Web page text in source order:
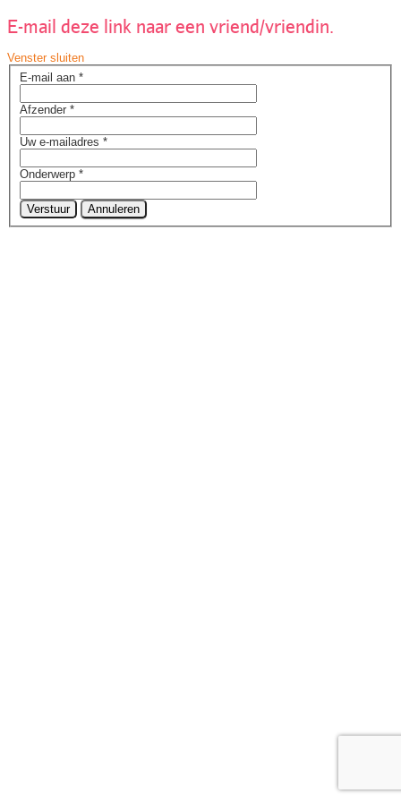
E-mail deze link naar een vriend/vriendin.
Venster sluiten
E-mail aan *
Afzender *
Uw e-mailadres *
Onderwerp *
Verstuur Annuleren